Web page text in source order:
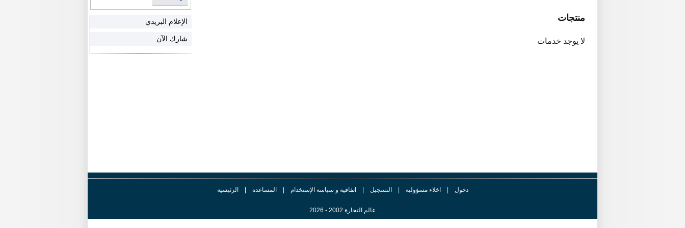
منتجات
لا يوجد خدمات
الإعلام البريدي
شارك الآن
دخول اخلاء مسؤولية التسجيل اتفاقية و سياسة الإستخدام المساعدة الرئيسية
عالم التجارة 2002 - 2026